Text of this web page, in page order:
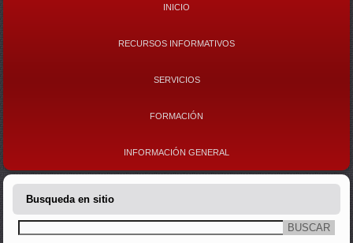
INICIO
RECURSOS INFORMATIVOS
SERVICIOS
FORMACIÓN
INFORMACIÓN GENERAL
Busqueda en sitio
Buscar